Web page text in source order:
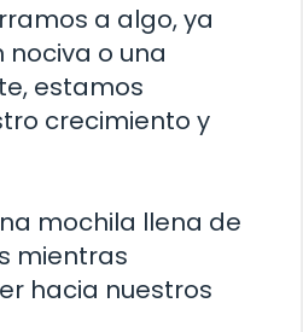
a algo, ya
nociva o una
estamos
crecimiento y
mochila llena de
mientras
hacia nuestros